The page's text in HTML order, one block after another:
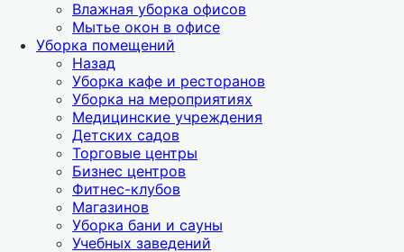
Влажная уборка офисов
Мытье окон в офисе
Уборка помещений
Назад
Уборка кафе и ресторанов
Уборка на мероприятиях
Медицинские учреждения
Детских садов
Торговые центры
Бизнес центров
Фитнес-клубов
Магазинов
Уборка бани и сауны
Учебных заведений